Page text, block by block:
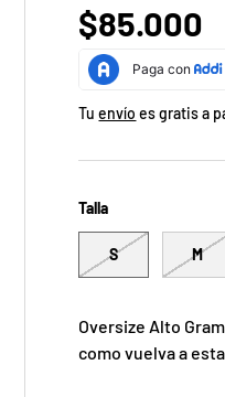
$85.000
Tuenvío es gratis a
Talla
S M
Oversize Alto
como vuelva a